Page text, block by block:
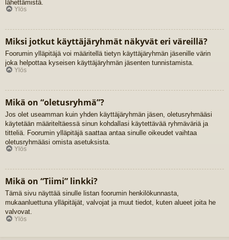
lähettämistä.
Ylös
Miksi jotkut käyttäjäryhmät näkyvät eri väreillä?
Foorumin ylläpitäjä voi määritellä tietyn käyttäjäryhmän jäsenille värin
joka helpottaa kyseisen käyttäjäryhmän jäsenten tunnistamista.
Ylös
Mikä on “oletusryhmä”?
Jos olet useamman kuin yhden käyttäjäryhmän jäsen, oletusryhmääsi
käytetään määriteltäessä sinun kohdallasi käytettävää ryhmäväriä ja
titteliä. Foorumin ylläpitäjä saattaa antaa sinulle oikeudet vaihtaa
oletusryhmääsi omista asetuksista.
Ylös
Mikä on “Tiimi” linkki?
Tämä sivu näyttää sinulle listan foorumin henkilökunnasta,
mukaanluettuna ylläpitäjät, valvojat ja muut tiedot, kuten alueet joita he
valvovat.
Ylös